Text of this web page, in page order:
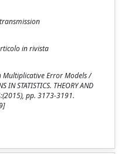
in rivista
Multiplicative Error Models /
STATISTICS. THEORY AND
pp. 3173-3191.